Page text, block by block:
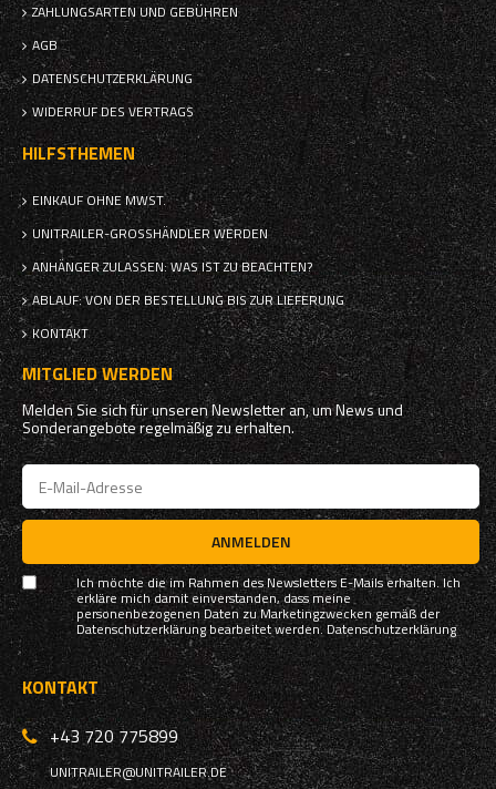
ZAHLUNGSARTEN UND GEBÜHREN
AGB
DATENSCHUTZERKLÄRUNG
WIDERRUF DES VERTRAGS
HILFSTHEMEN
EINKAUF OHNE MWST.
UNITRAILER-GROSSHÄNDLER WERDEN
ANHÄNGER ZULASSEN: WAS IST ZU BEACHTEN?
ABLAUF: VON DER BESTELLUNG BIS ZUR LIEFERUNG
KONTAKT
MITGLIED WERDEN
Melden Sie sich für unseren Newsletter an, um News und
Sonderangebote regelmäßig zu erhalten.
ANMELDEN
Ich möchte die im Rahmen des Newsletters E-Mails erhalten. Ich
erkläre mich damit einverstanden, dass meine
personenbezogenen Daten zu Marketingzwecken gemäß der
Datenschutzerklärung bearbeitet werden.Datenschutzerklärung
KONTAKT
+43 720 775899
UNITRAILER@UNITRAILER.DE